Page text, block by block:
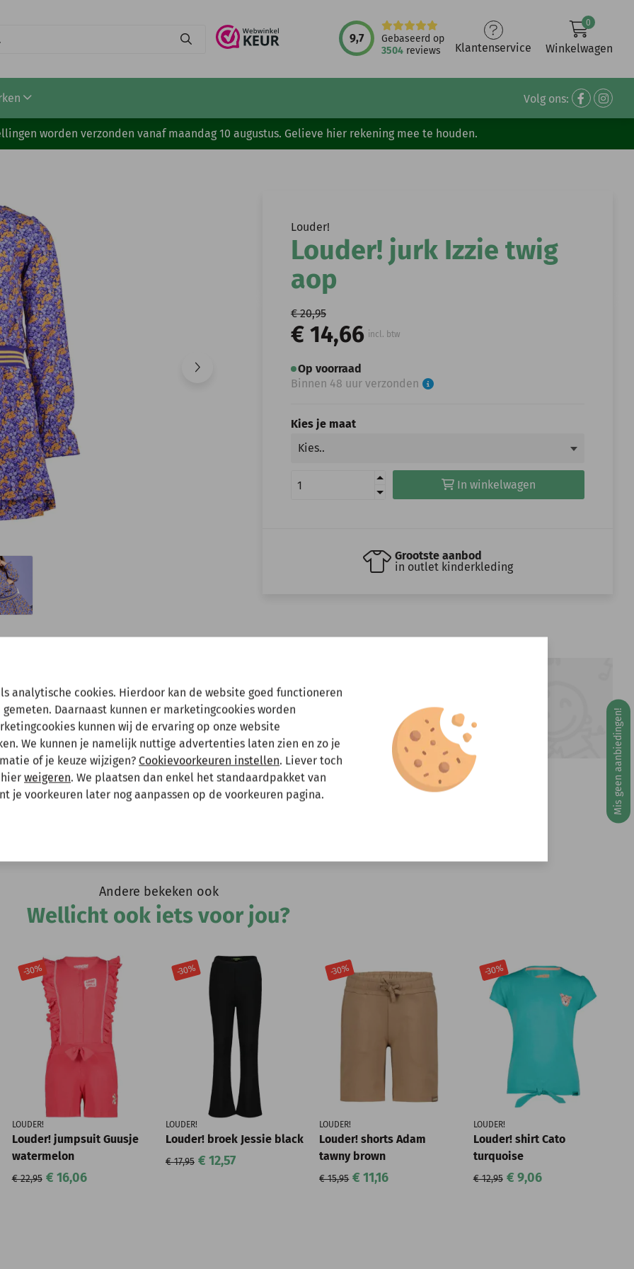
9,7
Gebaseerd op
3504 reviews Klantenservice
0
Winkelwagen
Volg ons:
worden verzonden vanaf maandag 10 augustus. Gelieve hier rekening mee te houden.
Louder!
Louder! jurk Izzie twig
aop
€ 20,95
€ 14,66 incl. btw
Op voorraad
Binnen 48 uur verzonden
Kies je maat
In winkelwagen
Grootste aanbod
in outlet kinderkleding
Heeft u vragen?
info@miniandmore.nl
Andere bekeken ook
Wellicht ook iets voor jou?
-30%
LOUDER!
Louder! jumpsuit Guusje
watermelon
€ 22,95 € 16,06
-30%
LOUDER!
Louder! broek Jessie black
€ 17,95 € 12,57
-30%
LOUDER!
Louder! shorts Adam
tawny brown
€ 15,95 € 11,16
-30%
LOUDER!
Louder! shirt Cato
turquoise
€ 12,95 € 9,06
Mis geen aanbiedingen!
tussenuit!
een bestelling plaatsen maar deze wordt dan maandag 10 augustus
te houden bij het plaatsen van je bestelling.
analytische cookies. Hierdoor kan de website goed functioneren
Daarnaast kunnen er marketingcookies worden
kunnen wij de ervaring op onze website
We kunnen je namelijk nuttige advertenties laten zien en zo je
of je keuze wijzigen? Cookievoorkeuren instellen. Liever toch
weigeren. We plaatsen dan enkel het standaardpakket van
je voorkeuren later nog aanpassen op de voorkeuren pagina.